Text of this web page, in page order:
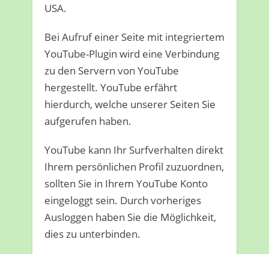
USA.
Bei Aufruf einer Seite mit integriertem
YouTube-Plugin wird eine Verbindung
zu den Servern von YouTube
hergestellt. YouTube erfährt
hierdurch, welche unserer Seiten Sie
aufgerufen haben.
YouTube kann Ihr Surfverhalten direkt
Ihrem persönlichen Profil zuzuordnen,
sollten Sie in Ihrem YouTube Konto
eingeloggt sein. Durch vorheriges
Ausloggen haben Sie die Möglichkeit,
dies zu unterbinden.